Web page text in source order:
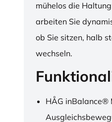
mühelos die
arbeiten Sie
ob Sie sitzen, halb
wechseln.
HÅG inBalance®